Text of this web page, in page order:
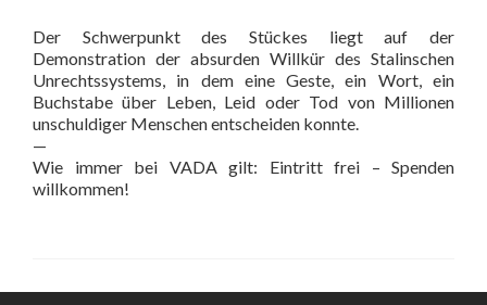
Der Schwerpunkt des Stückes liegt auf der
Demonstration der absurden Willkür des Stalinschen
Unrechtssystems, in dem eine Geste, ein Wort, ein
Buchstabe über Leben, Leid oder Tod von Millionen
unschuldiger Menschen entscheiden konnte.
—
Wie immer bei VADA gilt: Eintritt frei – Spenden
willkommen!